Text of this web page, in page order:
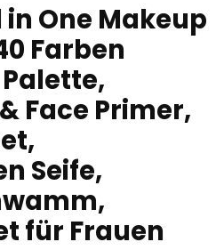
in One Makeup
Farben
Face Primer,
Seife,
für Frauen